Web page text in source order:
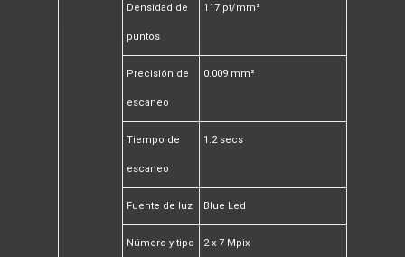
Densidad de
puntos
117 pt/mm²
Precisión de
escaneo
0.009 mm²
Tiempo de
escaneo
1.2 secs
Fuente de luz Blue Led
Número y tipo 2 x 7 Mpix